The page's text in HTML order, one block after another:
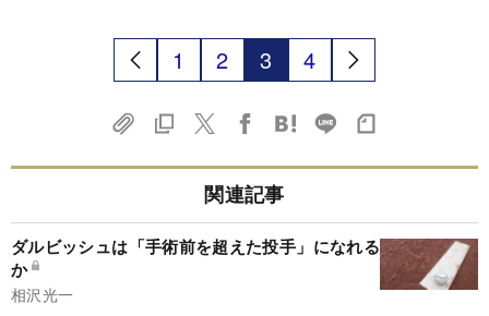
1 2 3 4
関連記事
ダルビッシュは「手術前を超えた投手」になれる
か
相沢光一